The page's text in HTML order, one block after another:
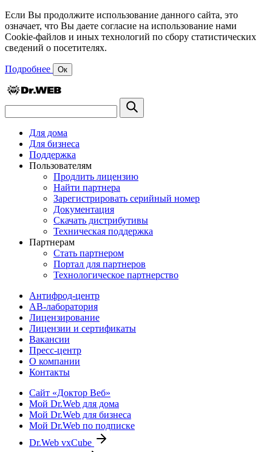
Если Вы продолжите использование данного сайта, это
означает, что Вы даете согласие на использование нами
Cookie-файлов и иных технологий по сбору статистических
сведений о посетителях.
Подробнее Ок
Для дома
Для бизнеса
Поддержка
Пользователям
Продлить лицензию
Найти партнера
Зарегистрировать серийный номер
Документация
Скачать дистрибутивы
Техническая поддержка
Партнерам
Стать партнером
Портал для партнеров
Технологическое партнерство
Антифрод-центр
АВ-лаборатория
Лицензирование
Лицензии и сертификаты
Вакансии
Пресс-центр
О компании
Контакты
Сайт «Доктор Веб»
Мой Dr.Web для дома
Мой Dr.Web для бизнеса
Мой Dr.Web по подписке
Dr.Web vxCube